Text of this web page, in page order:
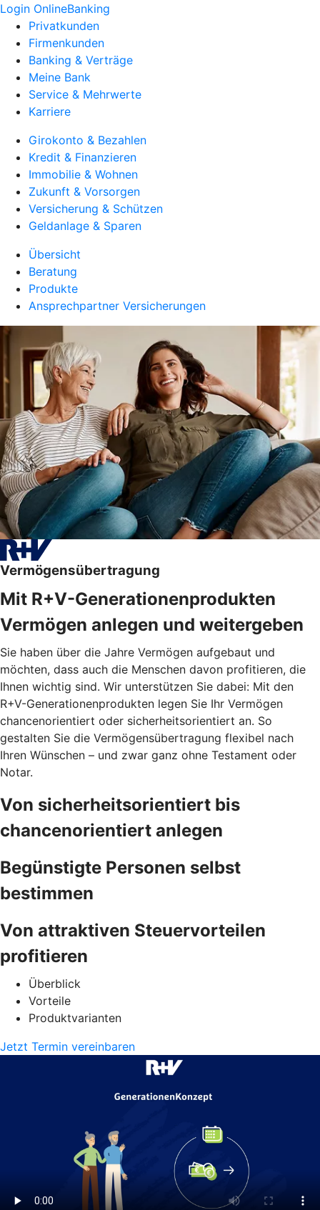
Login OnlineBanking
Privatkunden
Firmenkunden
Banking & Verträge
Meine Bank
Service & Mehrwerte
Karriere
Girokonto & Bezahlen
Kredit & Finanzieren
Immobilie & Wohnen
Zukunft & Vorsorgen
Versicherung & Schützen
Geldanlage & Sparen
Übersicht
Beratung
Produkte
Ansprechpartner Versicherungen
Vermögensübertragung
Mit R+V-Generationenprodukten
Vermögen anlegen und weitergeben
Sie haben über die Jahre Vermögen aufgebaut und
möchten, dass auch die Menschen davon profitieren, die
Ihnen wichtig sind. Wir unterstützen Sie dabei: Mit den
R+V-Generationenprodukten legen Sie Ihr Vermögen
chancenorientiert oder sicherheitsorientiert an. So
gestalten Sie die Vermögensübertragung flexibel nach
Ihren Wünschen – und zwar ganz ohne Testament oder
Notar.
Von sicherheitsorientiert bis
chancenorientiert anlegen
Begünstigte Personen selbst
bestimmen
Von attraktiven Steuervorteilen
profitieren
Überblick
Vorteile
Produktvarianten
Jetzt Termin vereinbaren